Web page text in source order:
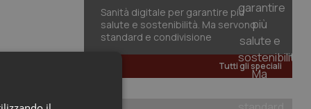
Sanità digitale per garantire più
salute e sostenibilità. Ma servono
standard e condivisione
Tutti gli speciali